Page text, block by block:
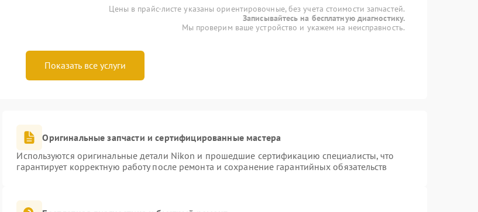
Цены в прайс-листе указаны ориентировочные, без учета стоимости запчастей.
Записывайтесь на бесплатную диагностику.
Мы проверим ваше устройство и укажем на неисправность.
Показать все услуги
Оригинальные запчасти и сертифицированные мастера
Используются оригинальные детали Nikon и прошедшие сертификацию специалисты, что
гарантирует корректную работу после ремонта и сохранение гарантийных обязательств